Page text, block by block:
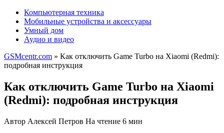
Компьютерная техника
Мобильные устройства и аксессуары
Умный дом
Аудио и видео
GSMcentr.com » Как отключить Game Turbo на Xiaomi (Redmi):
подробная инструкция
Как отключить Game Turbo на Xiaomi
(Redmi): подробная инструкция
Автор Алексей Петров На чтение 6 мин